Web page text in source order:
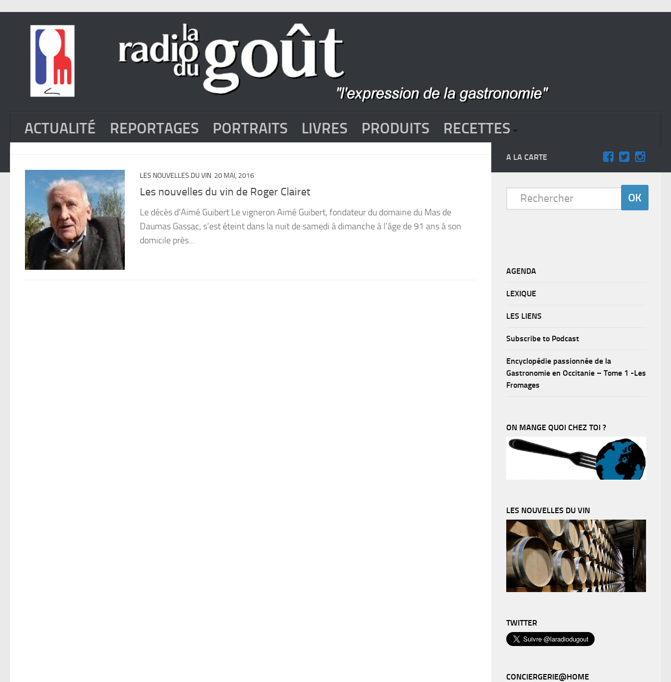
ACTUALITÉ REPORTAGES PORTRAITS LIVRES PRODUITS RECETTES
LES NOUVELLES DU VIN 20 MAI, 2016
Les nouvelles du vin de Roger Clairet
Le décès d’Aimé Guibert Le vigneron Aimé Guibert, fondateur du domaine du Mas de
Daumas Gassac, s’est éteint dans la nuit de samedi à dimanche à l’âge de 91 ans à son
domicile près...
A LA CARTE
AGENDA
LEXIQUE
LES LIENS
Subscribe to Podcast
Encyclopédie passionnée de la
Gastronomie en Occitanie – Tome 1 -Les
Fromages
ON MANGE QUOI CHEZ TOI ?
LES NOUVELLES DU VIN
TWITTER
CONCIERGERIE@HOME